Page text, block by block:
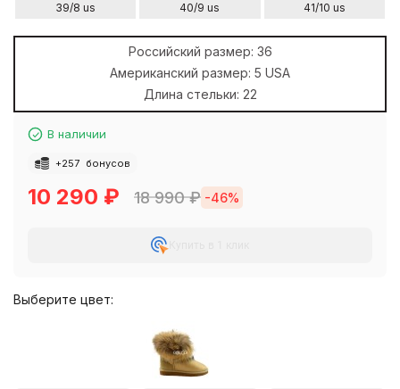
39/8 us
40/9 us 41/10 us
Российский размер: 36
Американский размер: 5 USA
Длина стельки: 22
В наличии
+257 бонусов
10 290 ₽ 18 990₽ -46%
Выберите цвет: